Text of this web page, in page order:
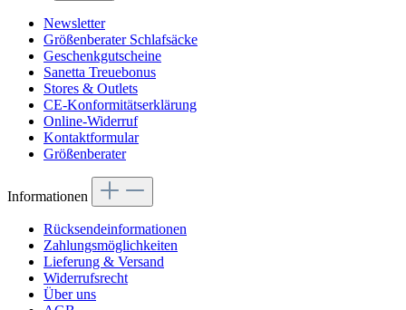
Newsletter
Größenberater Schlafsäcke
Geschenkgutscheine
Sanetta Treuebonus
Stores & Outlets
CE-Konformitätserklärung
Online-Widerruf
Kontaktformular
Größenberater
Informationen
Rücksendeinformationen
Zahlungsmöglichkeiten
Lieferung & Versand
Widerrufsrecht
Über uns